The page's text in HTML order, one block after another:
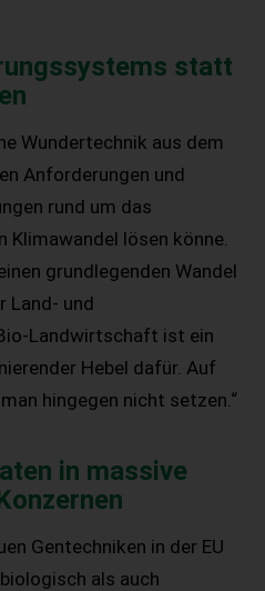
statt
Wundertechnik aus dem
Anforderungen und
rund um das
Klimawandel lösen könne.
grundlegenden Wandel
Land- und
Landwirtschaft ist ein
Hebel dafür. Auf
hingegen nicht setzen.“
in massive
Gentechniken in der EU
als auch